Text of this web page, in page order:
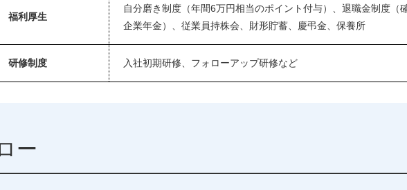
福利厚生
自分磨き制度（年間6万円相当のポイント付与）、退職金制度（
企業年金）、従業員持株会、財形貯蓄、慶弔金、保養所
研修制度 入社初期研修、フォローアップ研修など
ー